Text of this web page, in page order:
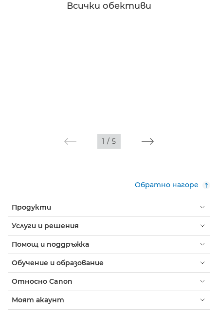
Всички обективи
1 / 5
Обратно нагоре
Продукти
Услуги и решения
Помощ и поддръжка
Обучение и образование
Относно Canon
Моят акаунт